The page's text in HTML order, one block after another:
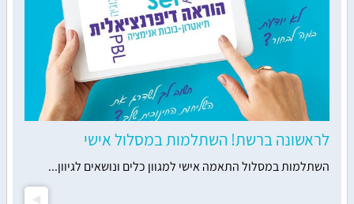
לראשונה ברשת! השתלמות במסלול אישי
השתלמות במסלול התאמה אישי למגוון כלים ונושאים לגיוון...